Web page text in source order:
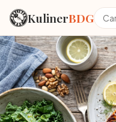
KulinerBDG